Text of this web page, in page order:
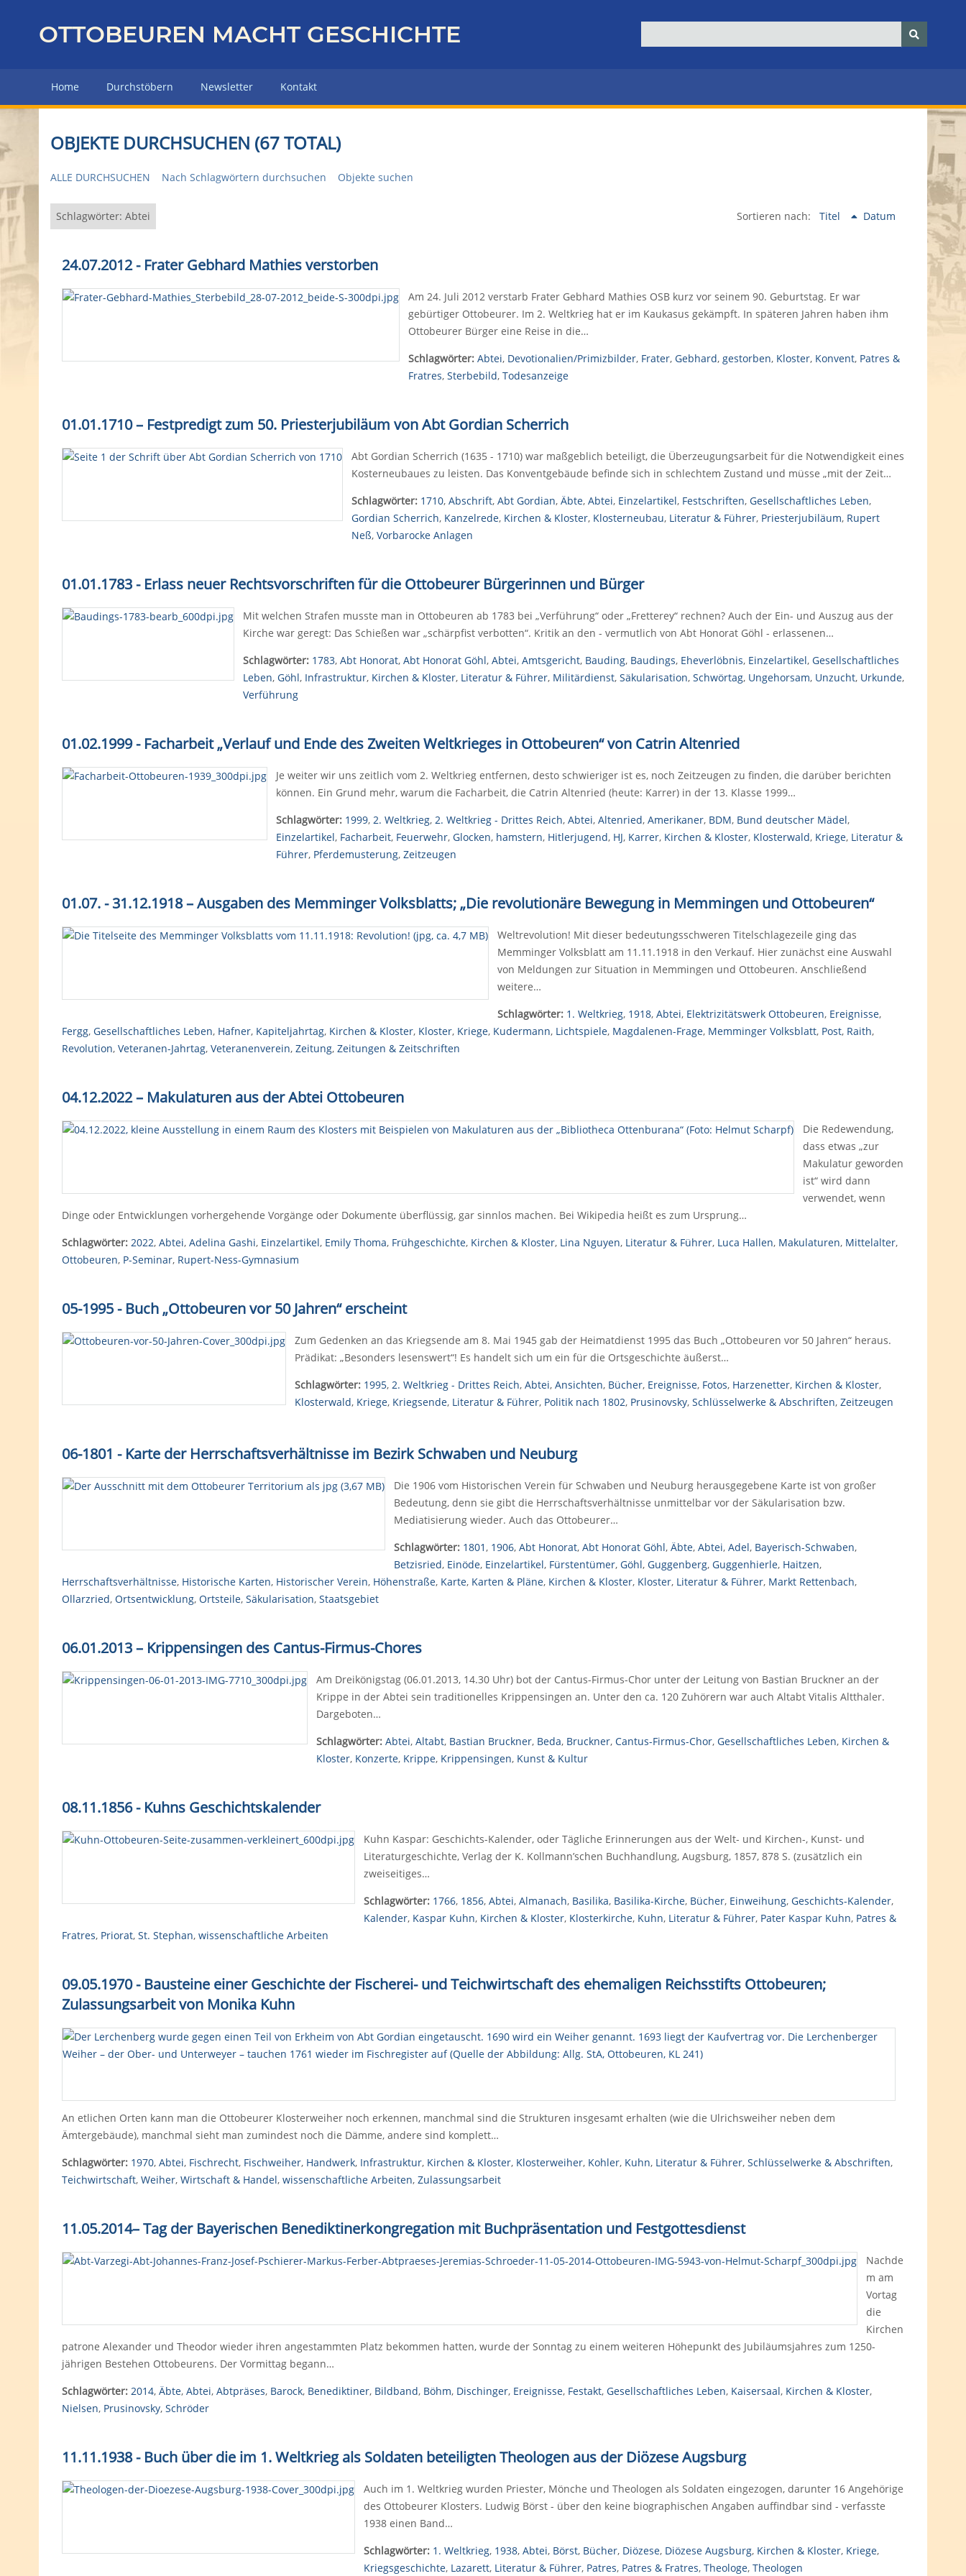
z
r
H
u
p
e
OTTOBEUREN MACHT GESCHICHTE
Home Durchstöbern Newsletter Kontakt
OBJEKTE DURCHSUCHEN (67 TOTAL)
ALLE DURCHSUCHEN Nach Schlagwörtern durchsuchen Objekte suchen
Schlagwörter: Abtei Sortieren nach: Titel Datum
24.07.2012- Frater Gebhard Mathies verstorben
Am 24. Juli 2012 verstarb Frater Gebhard Mathies OSB kurz vor seinem 90. Geburtstag. Er war
gebürtiger Ottobeurer. Im 2. Weltkrieg hat er im Kaukasus gekämpft. In späteren Jahren haben ihm
Ottobeurer Bürger eine Reise in die…
Schlagwörter: Abtei, Devotionalien/Primizbilder, Frater, Gebhard, gestorben, Kloster, Konvent, Patres &
Fratres, Sterbebild, Todesanzeige
01.01.1710 – Festpredigt zum 50. Priesterjubiläum von Abt Gordian Scherrich
Abt Gordian Scherrich (1635 - 1710) war maßgeblich beteiligt, die Überzeugungsarbeit für die Notwendigkeit eines
Kosterneubaues zu leisten. Das Konventgebäude befinde sich in schlechtem Zustand und müsse „mit der Zeit…
Schlagwörter: 1710, Abschrift, Abt Gordian, Äbte, Abtei, Einzelartikel, Festschriften, Gesellschaftliches Leben,
Gordian Scherrich, Kanzelrede, Kirchen & Kloster, Klosterneubau, Literatur & Führer, Priesterjubiläum, Rupert
Neß, Vorbarocke Anlagen
01.01.1783 - Erlass neuer Rechtsvorschriften für die Ottobeurer Bürgerinnen und Bürger
Mit welchen Strafen musste man in Ottobeuren ab 1783 bei „Verführung“ oder „Fretterey“ rechnen? Auch der Ein- und Auszug aus der
Kirche war geregt: Das Schießen war „schärpfist verbotten“. Kritik an den - vermutlich von Abt Honorat Göhl - erlassenen…
Schlagwörter: 1783, Abt Honorat, Abt Honorat Göhl, Abtei, Amtsgericht, Bauding, Baudings, Eheverlöbnis, Einzelartikel, Gesellschaftliches
Leben, Göhl, Infrastruktur, Kirchen & Kloster, Literatur & Führer, Militärdienst, Säkularisation, Schwörtag, Ungehorsam, Unzucht, Urkunde,
Verführung
01.02.1999 - Facharbeit „Verlauf und Ende des Zweiten Weltkrieges in Ottobeuren“ von Catrin Altenried
Je weiter wir uns zeitlich vom 2. Weltkrieg entfernen, desto schwieriger ist es, noch Zeitzeugen zu finden, die darüber berichten
können. Ein Grund mehr, warum die Facharbeit, die Catrin Altenried (heute: Karrer) in der 13. Klasse 1999…
Schlagwörter: 1999, 2. Weltkrieg, 2. Weltkrieg - Drittes Reich, Abtei, Altenried, Amerikaner, BDM, Bund deutscher Mädel,
Einzelartikel, Facharbeit, Feuerwehr, Glocken, hamstern, Hitlerjugend, HJ, Karrer, Kirchen & Kloster, Klosterwald, Kriege, Literatur &
Führer, Pferdemusterung, Zeitzeugen
01.07. - 31.12.1918 – Ausgaben des Memminger Volksblatts; „Die revolutionäre Bewegung in Memmingen und Ottobeuren“
Weltrevolution! Mit dieser bedeutungsschweren Titelschlagezeile ging das
Memminger Volksblatt am 11.11.1918 in den Verkauf. Hier zunächst eine Auswahl
von Meldungen zur Situation in Memmingen und Ottobeuren. Anschließend
weitere…
Schlagwörter: 1. Weltkrieg, 1918, Abtei, Elektrizitätswerk Ottobeuren, Ereignisse,
Fergg, Gesellschaftliches Leben, Hafner, Kapiteljahrtag, Kirchen & Kloster, Kloster, Kriege, Kudermann, Lichtspiele, Magdalenen-Frage, Memminger Volksblatt, Post, Raith,
Revolution, Veteranen-Jahrtag, Veteranenverein, Zeitung, Zeitungen & Zeitschriften
04.12.2022 – Makulaturen aus der Abtei Ottobeuren
Die Redewendung,
dass etwas „zur
Makulatur geworden
ist“ wird dann
verwendet, wenn
Dinge oder Entwicklungen vorhergehende Vorgänge oder Dokumente überflüssig, gar sinnlos machen. Bei Wikipedia heißt es zum Ursprung…
Schlagwörter: 2022, Abtei, Adelina Gashi, Einzelartikel, Emily Thoma, Frühgeschichte, Kirchen & Kloster, Lina Nguyen, Literatur & Führer, Luca Hallen, Makulaturen, Mittelalter,
Ottobeuren, P-Seminar, Rupert-Ness-Gymnasium
05-1995 - Buch „Ottobeuren vor 50 Jahren“ erscheint
Zum Gedenken an das Kriegsende am 8. Mai 1945 gab der Heimatdienst 1995 das Buch „Ottobeuren vor 50 Jahren“ heraus.
Prädikat: „Besonders lesenswert“! Es handelt sich um ein für die Ortsgeschichte äußerst…
Schlagwörter: 1995, 2. Weltkrieg - Drittes Reich, Abtei, Ansichten, Bücher, Ereignisse, Fotos, Harzenetter, Kirchen & Kloster,
Klosterwald, Kriege, Kriegsende, Literatur & Führer, Politik nach 1802, Prusinovsky, Schlüsselwerke & Abschriften, Zeitzeugen
06-1801 - Karte der Herrschaftsverhältnisse im Bezirk Schwaben und Neuburg
Die 1906 vom Historischen Verein für Schwaben und Neuburg herausgegebene Karte ist von großer
Bedeutung, denn sie gibt die Herrschaftsverhältnisse unmittelbar vor der Säkularisation bzw.
Mediatisierung wieder. Auch das Ottobeurer…
Schlagwörter: 1801, 1906, Abt Honorat, Abt Honorat Göhl, Äbte, Abtei, Adel, Bayerisch-Schwaben,
Betzisried, Einöde, Einzelartikel, Fürstentümer, Göhl, Guggenberg, Guggenhierle, Haitzen,
Herrschaftsverhältnisse, Historische Karten, Historischer Verein, Höhenstraße, Karte, Karten & Pläne, Kirchen & Kloster, Kloster, Literatur & Führer, Markt Rettenbach,
Ollarzried, Ortsentwicklung, Ortsteile, Säkularisation, Staatsgebiet
06.01.2013 – Krippensingen des Cantus-Firmus-Chores
Am Dreikönigstag (06.01.2013, 14.30 Uhr) bot der Cantus-Firmus-Chor unter der Leitung von Bastian Bruckner an der
Krippe in der Abtei sein traditionelles Krippensingen an. Unter den ca. 120 Zuhörern war auch Altabt Vitalis Altthaler.
Dargeboten…
Schlagwörter: Abtei, Altabt, Bastian Bruckner, Beda, Bruckner, Cantus-Firmus-Chor, Gesellschaftliches Leben, Kirchen &
Kloster, Konzerte, Krippe, Krippensingen, Kunst & Kultur
08.11.1856 - Kuhns Geschichtskalender
Kuhn Kaspar: Geschichts-Kalender, oder Tägliche Erinnerungen aus der Welt- und Kirchen-, Kunst- und
Literaturgeschichte, Verlag der K. Kollmann’schen Buchhandlung, Augsburg, 1857, 878 S. (zusätzlich ein
zweiseitiges…
Schlagwörter: 1766, 1856, Abtei, Almanach, Basilika, Basilika-Kirche, Bücher, Einweihung, Geschichts-Kalender,
Kalender, Kaspar Kuhn, Kirchen & Kloster, Klosterkirche, Kuhn, Literatur & Führer, Pater Kaspar Kuhn, Patres &
Fratres, Priorat, St. Stephan, wissenschaftliche Arbeiten
09.05.1970 - Bausteine einer Geschichte der Fischerei- und Teichwirtschaft des ehemaligen Reichsstifts Ottobeuren;
Zulassungsarbeit von Monika Kuhn
An etlichen Orten kann man die Ottobeurer Klosterweiher noch erkennen, manchmal sind die Strukturen insgesamt erhalten (wie die Ulrichsweiher neben dem
Ämtergebäude), manchmal sieht man zumindest noch die Dämme, andere sind komplett…
Schlagwörter: 1970, Abtei, Fischrecht, Fischweiher, Handwerk, Infrastruktur, Kirchen & Kloster, Klosterweiher, Kohler, Kuhn, Literatur & Führer, Schlüsselwerke & Abschriften,
Teichwirtschaft, Weiher, Wirtschaft & Handel, wissenschaftliche Arbeiten, Zulassungsarbeit
11.05.2014– Tag der Bayerischen Benediktinerkongregation mit Buchpräsentation und Festgottesdienst
Nachde
m am
Vortag
die
Kirchen
patrone Alexander und Theodor wieder ihren angestammten Platz bekommen hatten, wurde der Sonntag zu einem weiteren Höhepunkt des Jubiläumsjahres zum 1250-
jährigen Bestehen Ottobeurens. Der Vormittag begann…
Schlagwörter: 2014, Äbte, Abtei, Abtpräses, Barock, Benediktiner, Bildband, Böhm, Dischinger, Ereignisse, Festakt, Gesellschaftliches Leben, Kaisersaal, Kirchen & Kloster,
Nielsen, Prusinovsky, Schröder
11.11.1938 - Buch über die im 1. Weltkrieg als Soldaten beteiligten Theologen aus der Diözese Augsburg
Auch im 1. Weltkrieg wurden Priester, Mönche und Theologen als Soldaten eingezogen, darunter 16 Angehörige
des Ottobeurer Klosters. Ludwig Börst - über den keine biographischen Angaben auffindbar sind - verfasste
1938 einen Band…
Schlagwörter: 1. Weltkrieg, 1938, Abtei, Börst, Bücher, Diözese, Diözese Augsburg, Kirchen & Kloster, Kriege,
Kriegsgeschichte, Lazarett, Literatur & Führer, Patres, Patres & Fratres, Theologe, Theologen